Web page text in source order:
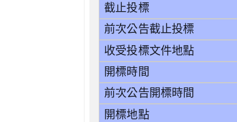
截止投標
前次公告截止投標
收受投標文件地點
開標時間
前次公告開標時間
開標地點